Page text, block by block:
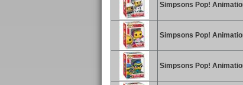
Simpsons Pop!
Simpsons Pop!
Simpsons Pop!